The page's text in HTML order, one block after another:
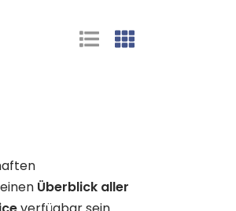
Überblick aller